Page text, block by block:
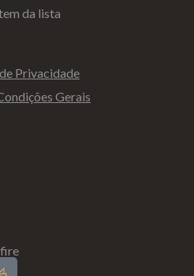
da lista
Privacidade
Gerais